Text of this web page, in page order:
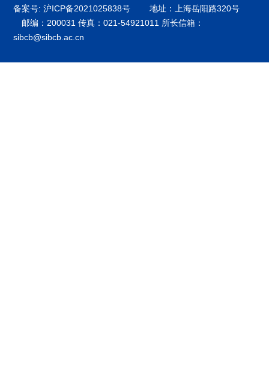
备案号: 沪ICP备2021025838号
地址：上海岳阳路320号
邮编：200031 传真：021-54921011 所长信箱：
sibcb@sibcb.ac.cn